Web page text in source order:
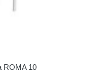
ROMA 10